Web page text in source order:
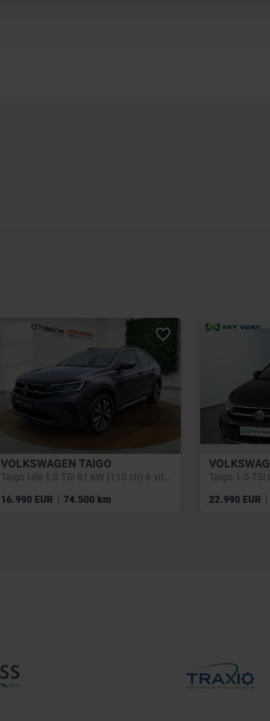
VOLKSWAGEN TAIGO
Taigo Life 1.0 TSI 81 kW (110 ch) 6 vitesses manuel
16.990 EUR | 74.500 km
Taigo 1.0 TSI
22.990 EUR |